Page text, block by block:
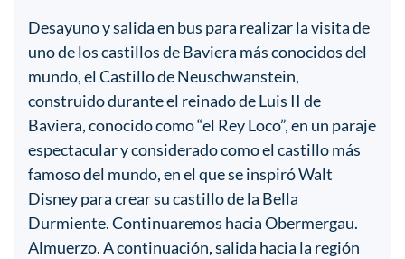
Desayuno y salida en bus para realizar la visita de
uno de los castillos de Baviera más conocidos del
mundo, el Castillo de Neuschwanstein,
construido durante el reinado de Luis II de
Baviera, conocido como “el Rey Loco”, en un paraje
espectacular y considerado como el castillo más
famoso del mundo, en el que se inspiró Walt
Disney para crear su castillo de la Bella
Durmiente. Continuaremos hacia Obermergau.
Almuerzo. A continuación, salida hacia la región